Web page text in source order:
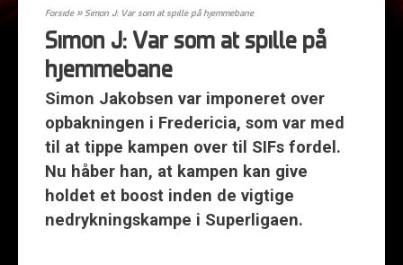
Forside»Simon J: Var som at spille på hjemmebane
Simon J: Var som at spille på
hjemmebane
Simon Jakobsen var imponeret over
opbakningen i Fredericia, som var med
til at tippe kampen over til SIFs fordel.
Nu håber han, at kampen kan give
holdet et boost inden de vigtige
nedrykningskampe i Superligaen.